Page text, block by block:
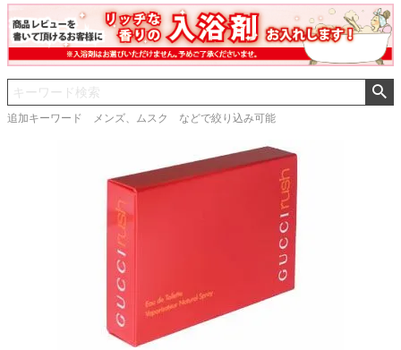
追加キーワード メンズ、ムスク などで絞り込み可能